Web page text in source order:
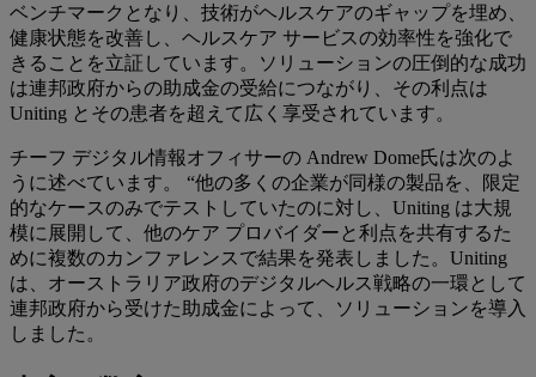
ベンチマークとなり、技術がヘルスケアのギャップを埋め、
健康状態を改善し、ヘルスケア サービスの効率性を強化で
きることを立証しています。ソリューションの圧倒的な成功
は連邦政府からの助成金の受給につながり、その利点は
Uniting とその患者を超えて広く享受されています。
チーフ デジタル情報オフィサーの Andrew Dome氏は次のよ
うに述べています。 “他の多くの企業が同様の製品を、限定
的なケースのみでテストしていたのに対し、Uniting は大規
模に展開して、他のケア プロバイダーと利点を共有するた
めに複数のカンファレンスで結果を発表しました。Uniting
は、オーストラリア政府のデジタルヘルス戦略の一環として
連邦政府から受けた助成金によって、ソリューションを導入
しました。